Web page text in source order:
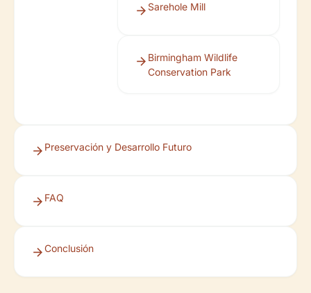
Sarehole Mill
Birmingham Wildlife
Conservation Park
Preservación y Desarrollo Futuro
FAQ
Conclusión